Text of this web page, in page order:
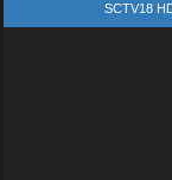
SCTV18